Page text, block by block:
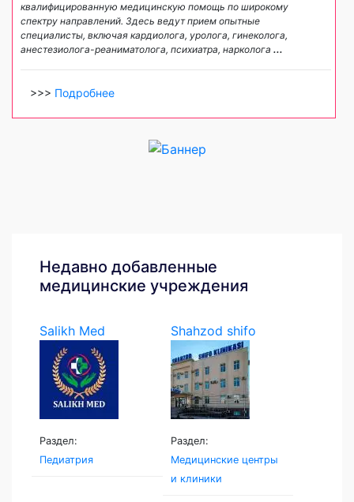
квалифицированную медицинскую помощь по широкому
спектру направлений. Здесь ведут прием опытные
специалисты, включая кардиолога, уролога, гинеколога,
анестезиолога-реаниматолога, психиатра, нарколога ...
>>> Подробнее
Недавно добавленные
медицинские учреждения
Salikh Med
Раздел:
Педиатрия
Shahzod shifo
klinikasi
Раздел:
Медицинские центры
и клиники